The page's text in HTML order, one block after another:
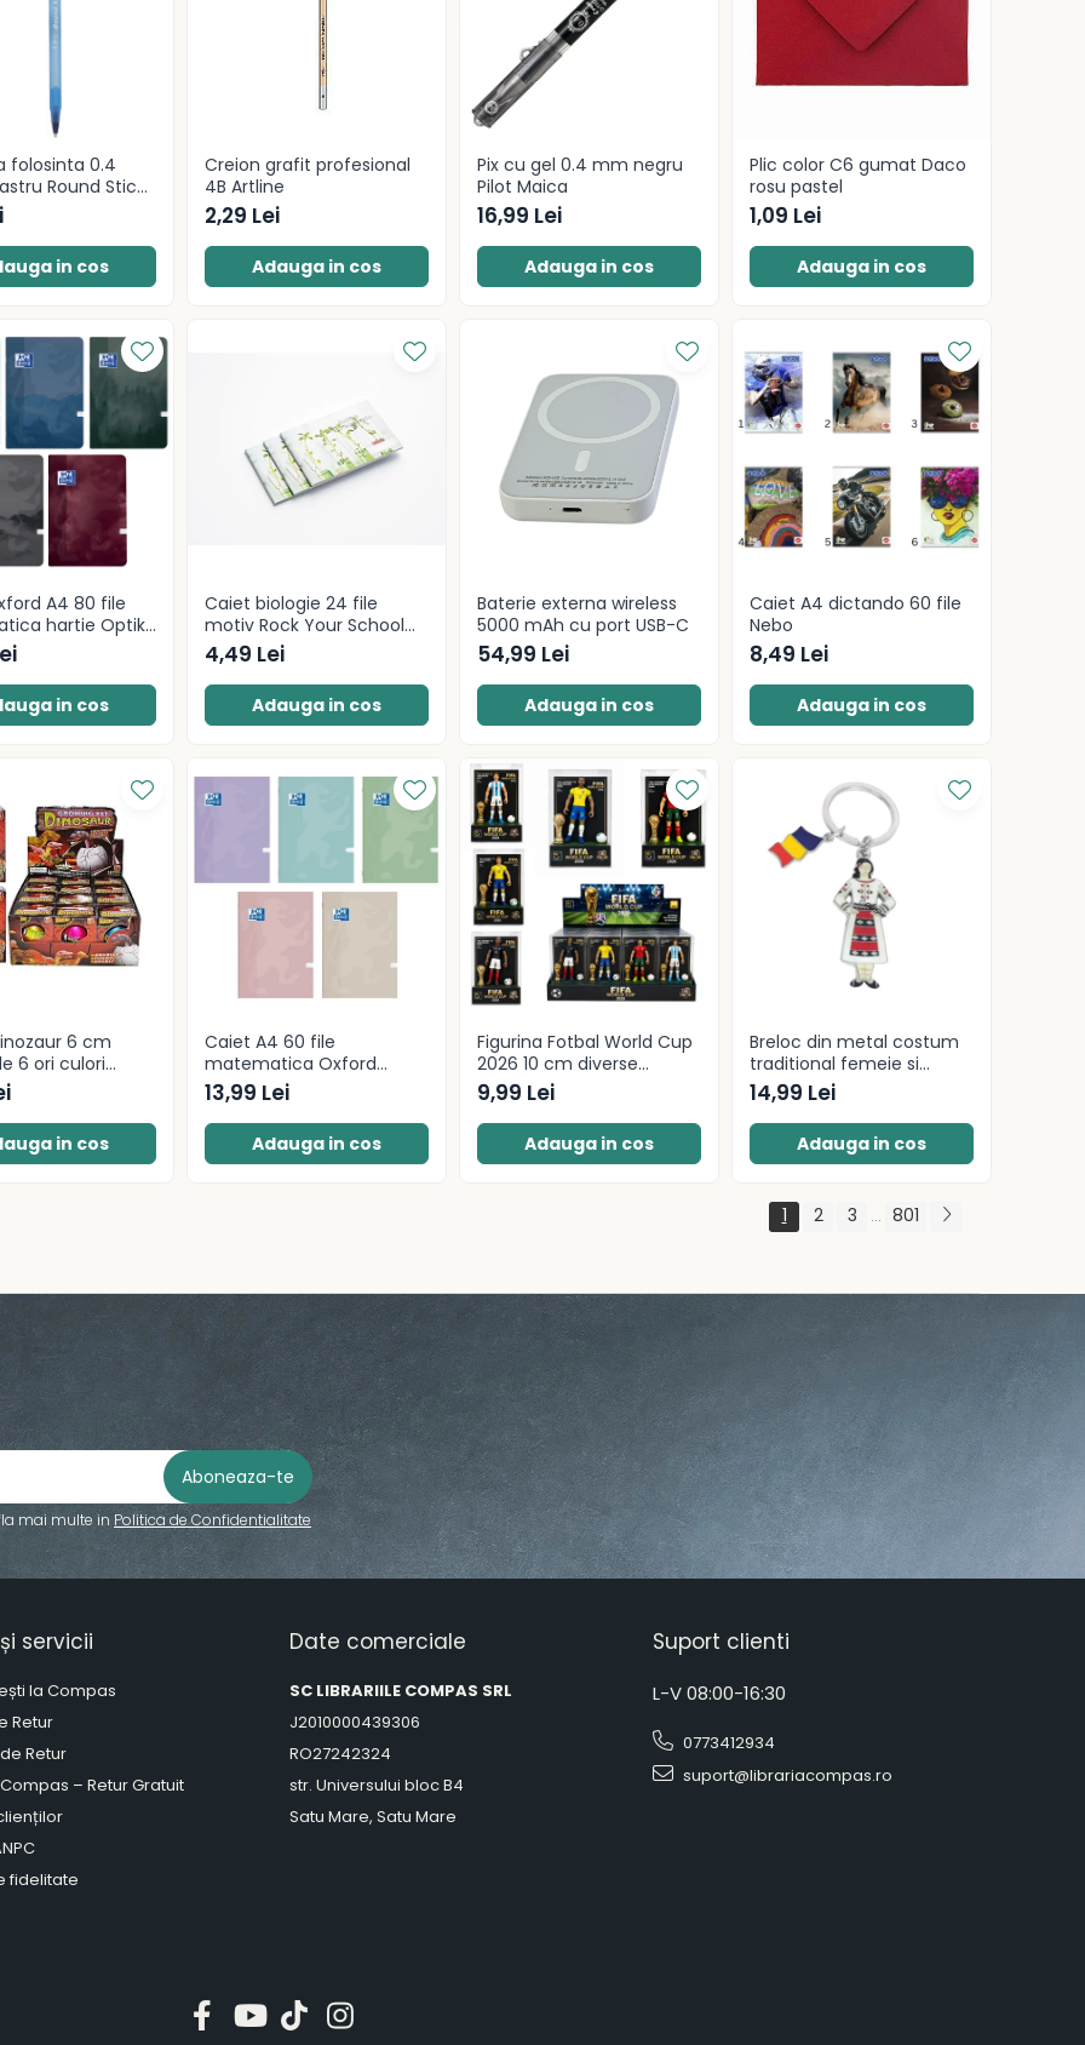
folosinta 0.4
Round Stic
in cos
Creion grafit profesional
4B Artline
2,29 Lei
Adauga in cos
Pix cu gel 0.4 mm negru
Pilot Maica
16,99 Lei
Adauga in cos
Plic color C6 gumat Daco
rosu pastel
1,09 Lei
Adauga in cos
A4 80 file
hartie Optik
motiv Teenager
in cos
Caiet biologie 24 file
motiv Rock Your School
Herlitz
4,49 Lei
Adauga in cos
Baterie externa wireless
5000 mAh cu port USB-C
54,99 Lei
Adauga in cos
Caiet A4 dictando 60 file
Nebo
8,49 Lei
Adauga in cos
6 cm
6 ori culori
in cos
Caiet A4 60 file
matematica Oxford
hartie Optik 80g/mp
motiv Touch Pastel
13,99 Lei
Adauga in cos
Figurina Fotbal World Cup
2026 10 cm diverse
modele
9,99 Lei
Adauga in cos
Breloc din metal costum
traditional femeie si
drapelul Romaniei 9 cm
14,99 Lei
Adauga in cos
1 2 3 ... 801
mai multe in Politica de Confidentialitate
servicii
la Compas
Retur
Retur
– Retur Gratuit
fidelitate
Date comerciale
SC LIBRARIILE COMPAS SRL
J2010000439306
RO27242324
str. Universului bloc B4
Satu Mare, Satu Mare
Suport clienti
L-V 08:00-16:30
0773412934
suport@librariacompas.ro